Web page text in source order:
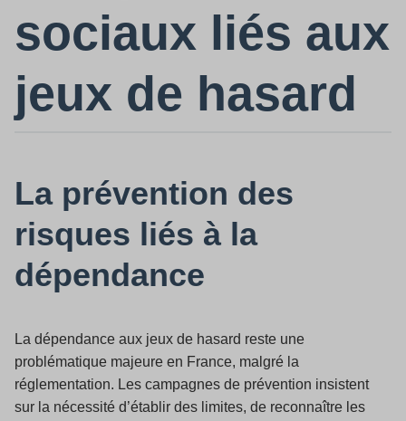
sociaux liés aux
jeux de hasard
La prévention des
risques liés à la
dépendance
La dépendance aux jeux de hasard reste une
problématique majeure en France, malgré la
réglementation. Les campagnes de prévention insistent
sur la nécessité d’établir des limites, de reconnaître les